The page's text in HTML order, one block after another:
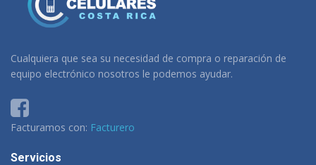
Cualquiera que sea su necesidad de compra o reparación de
equipo electrónico nosotros le podemos ayudar.
Facturamos con: Facturero
Servicios